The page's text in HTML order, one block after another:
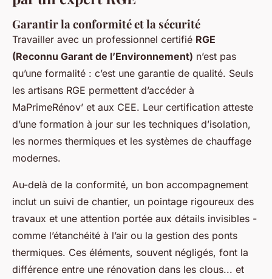
Garantir la conformité et la sécurité
Travailler avec un professionnel certifié RGE
(Reconnu Garant de l’Environnement) n’est pas
qu’une formalité : c’est une garantie de qualité. Seuls
les artisans RGE permettent d’accéder à
MaPrimeRénov’ et aux CEE. Leur certification atteste
d’une formation à jour sur les techniques d’isolation,
les normes thermiques et les systèmes de chauffage
modernes.
Au-delà de la conformité, un bon accompagnement
inclut un suivi de chantier, un pointage rigoureux des
travaux et une attention portée aux détails invisibles -
comme l’étanchéité à l’air ou la gestion des ponts
thermiques. Ces éléments, souvent négligés, font la
différence entre une rénovation dans les clous... et